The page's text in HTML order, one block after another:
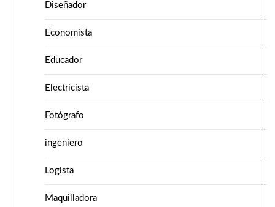
Diseñador
Economista
Educador
Electricista
Fotógrafo
ingeniero
Logista
Maquilladora